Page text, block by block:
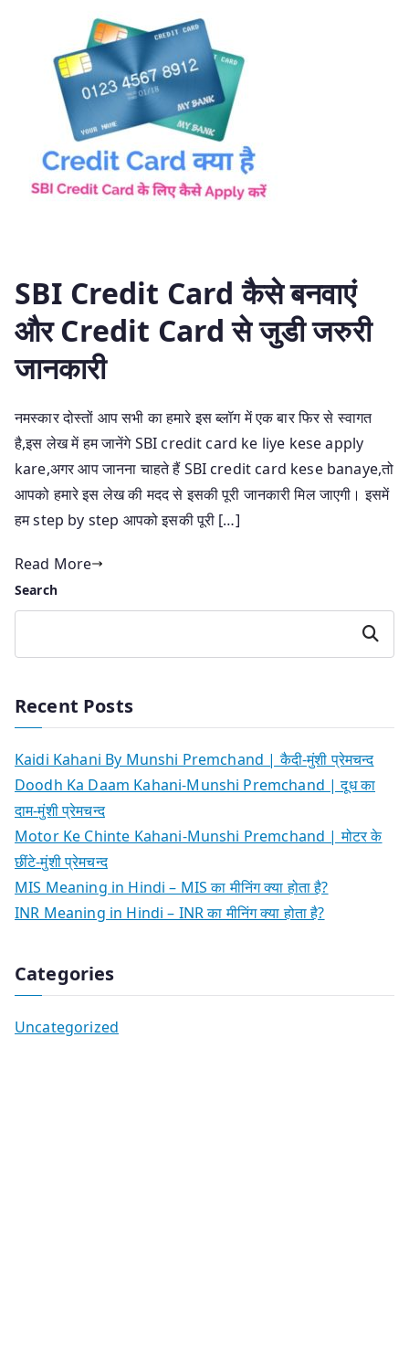
SBI Credit Card कैसे बनवाएं
और Credit Card से जुडी जरुरी
जानकारी
नमस्कार दोस्तों आप सभी का हमारे इस ब्लॉग में एक बार फिर से स्वागत
है,इस लेख में हम जानेंगे SBI credit card ke liye kese apply
kare,अगर आप जानना चाहते हैं SBI credit card kese banaye,तो
आपको हमारे इस लेख की मदद से इसकी पूरी जानकारी मिल जाएगी। इसमें
हम step by step आपको इसकी पूरी […]
Read More
Search
Search
Recent Posts
Kaidi Kahani By Munshi Premchand | कैदी-मुंशी प्रेमचन्द
Doodh Ka Daam Kahani-Munshi Premchand | दूध का
दाम-मुंशी प्रेमचन्द
Motor Ke Chinte Kahani-Munshi Premchand | मोटर के
छींटे-मुंशी प्रेमचन्द
MIS Meaning in Hindi – MIS का मीनिंग क्या होता है?
INR Meaning in Hindi – INR का मीनिंग क्या होता है?
Categories
Uncategorized